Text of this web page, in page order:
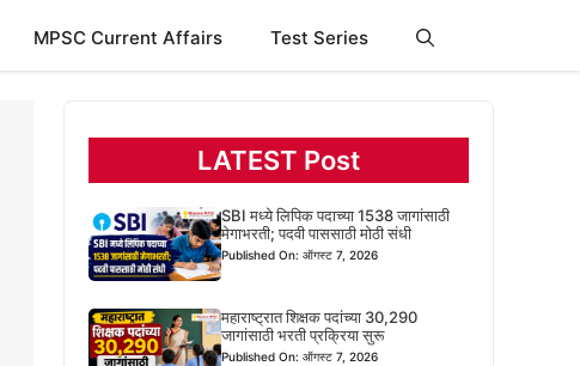
MPSC Current Affairs Test Series
LATEST Post
SBI मध्ये लिपिक पदाच्या 1538 जागांसाठी
मेगाभरती; पदवी पाससाठी मोठी संधी
Published On: ऑगस्ट 7, 2026
महाराष्ट्रात शिक्षक पदांच्या 30,290
जागांसाठी भरती प्रक्रिया सुरू
Published On: ऑगस्ट 7, 2026